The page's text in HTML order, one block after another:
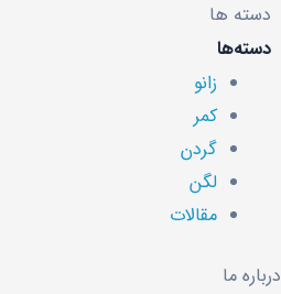
دسته ها
دسته‌ها
زانو
کمر
گردن
لگن
مقالات
درباره ما